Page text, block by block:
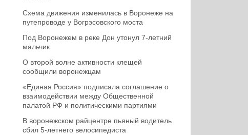
Схема движения изменилась в Воронеже на
путепроводе у Вогрэсовского моста
Под Воронежем в реке Дон утонул 7-летний
мальчик
О второй волне активности клещей
сообщили воронежцам
«Единая Россия» подписала соглашение о
взаимодействии между Общественной
палатой РФ и политическими партиями
В воронежском райцентре пьяный водитель
сбил 5-летнего велосипедиста